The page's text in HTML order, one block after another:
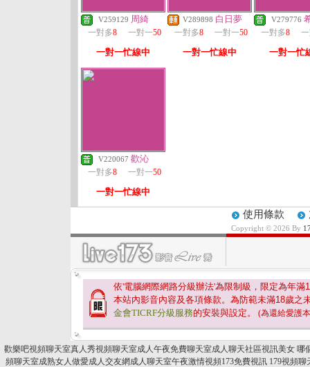
V259129 周綺
一對多8 一對一50
一對一忙線中
V289898 白日夢
一對多8 一對一50
一對一忙線中
V279776
一對多8
一對一忙
V220067 歡沁
一對多8 一對一50
一對一忙線中
使用條款
Copyright © 2026 By
依'電腦網際網路分級辦法'為限制級，限定為年滿
本站內影音內容及各項條款。為防範未滿18歲之
金會TICRF分級服務的安裝與設定。 (為還給愛護
歡樂吧視頻聊天室真人秀視頻聊天室成人午夜免費聊天室成人聊天社區視訊美女 哪
頻聊天室成熟女人做愛成人交友網成人聊天室午夜激情視頻173免費視訊 179視頻